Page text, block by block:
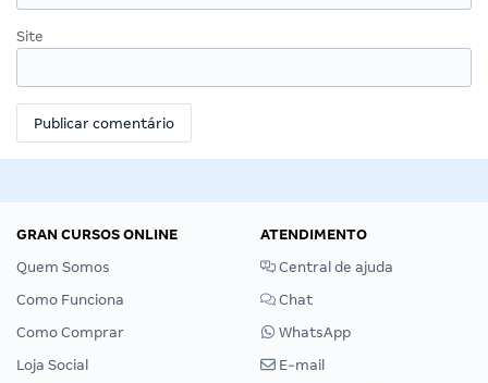
Site
GRAN CURSOS ONLINE
Quem Somos
Como Funciona
Como Comprar
Loja Social
ATENDIMENTO
Central de ajuda
Chat
WhatsApp
E-mail